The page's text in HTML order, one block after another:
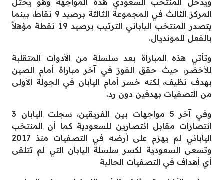
ويدخل المنتخب السعودي هذه المواجهة وهو يحتل
المركز الثالث في المجموعة الثالثة برصيد 9 نقاط، بينما
يتصدر المنتخب الياباني الترتيب برصيد 19 نقطة مؤهلاً
بالفعل للمونديال.
وتأتي هذه المباراة بعد سلسلة من الأدوات المتقلبة
للأخضر، حيث حقق الفوز في آخر مباراة أمام الصين
بهدف نظيف، لكنه خسر أمام اليابان في الجولة الأولى
من التصفيات بهدفين دون رد.
وفي آخر 5 مواجهات بين الفريقين، سجلت اليابان 3
انتصارات مقابل انتصارين للسعودية كما أن المنتخب
الياباني لم يهزم على أرضه في التصفيات منذ 2017
وتسعى السعودية لكسر سلسلة اليابان التي لم تتلقى
أي أهداف في التصفيات الحالية